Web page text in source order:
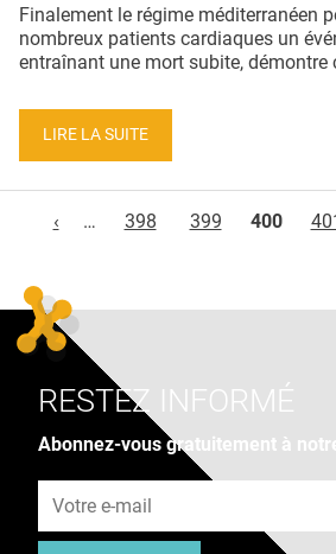
Finalement le régime méditerranéen
nombreux patients cardiaques un
entraînant une mort subite, démontre
LIRE LA SUITE
‹
… 398 399 400
RESTEZ INFORMÉ
Abonnez-vous gratuitement à